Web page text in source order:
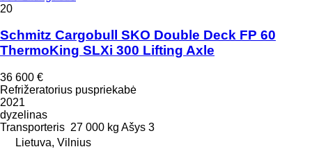
20
Schmitz Cargobull SKO Double Deck FP 60
ThermoKing SLXi 300 Lifting Axle
36 600 €
Refrižeratorius puspriekabė
2021
dyzelinas
Transporteris 27 000 kg Ašys 3
Lietuva, Vilnius